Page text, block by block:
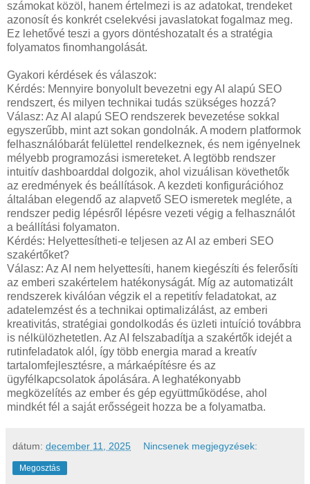
számokat közöl, hanem értelmezi is az adatokat, trendeket
azonosít és konkrét cselekvési javaslatokat fogalmaz meg.
Ez lehetővé teszi a gyors döntéshozatalt és a stratégia
folyamatos finomhangolását.
Gyakori kérdések és válaszok:
Kérdés: Mennyire bonyolult bevezetni egy AI alapú SEO
rendszert, és milyen technikai tudás szükséges hozzá?
Válasz: Az AI alapú SEO rendszerek bevezetése sokkal
egyszerűbb, mint azt sokan gondolnák. A modern platformok
felhasználóbarát felülettel rendelkeznek, és nem igényelnek
mélyebb programozási ismereteket. A legtöbb rendszer
intuitív dashboarddal dolgozik, ahol vizuálisan követhetők
az eredmények és beállítások. A kezdeti konfigurációhoz
általában elegendő az alapvető SEO ismeretek megléte, a
rendszer pedig lépésről lépésre vezeti végig a felhasználót
a beállítási folyamaton.
Kérdés: Helyettesítheti-e teljesen az AI az emberi SEO
szakértőket?
Válasz: Az AI nem helyettesíti, hanem kiegészíti és felerősíti
az emberi szakértelem hatékonyságát. Míg az automatizált
rendszerek kiválóan végzik el a repetitív feladatokat, az
adatelemzést és a technikai optimalizálást, az emberi
kreativitás, stratégiai gondolkodás és üzleti intuíció továbbra
is nélkülözhetetlen. Az AI felszabadítja a szakértők idejét a
rutinfeladatok alól, így több energia marad a kreatív
tartalomfejlesztésre, a márkaépítésre és az
ügyfélkapcsolatok ápolására. A leghatékonyabb
megközelítés az ember és gép együttműködése, ahol
mindkét fél a saját erősségeit hozza be a folyamatba.
dátum: december 11, 2025 Nincsenek megjegyzések:
Megosztás